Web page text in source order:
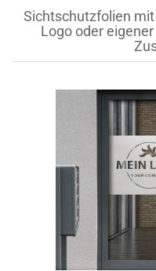
Sichtschutzfolien
Logo oder